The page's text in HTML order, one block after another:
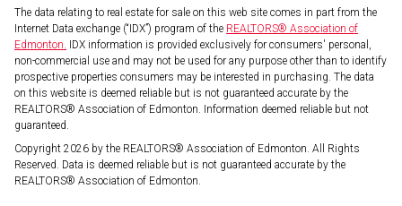
The data relating to real estate for sale on this web site comes in part from the
Internet Data exchange (“IDX”) program of the REALTORS® Association of
Edmonton. IDX information is provided exclusively for consumers' personal,
non-commercial use and may not be used for any purpose other than to identify
prospective properties consumers may be interested in purchasing. The data
on this website is deemed reliable but is not guaranteed accurate by the
REALTORS® Association of Edmonton. Information deemed reliable but not
guaranteed.
Copyright 2026 by the REALTORS® Association of Edmonton. All Rights
Reserved. Data is deemed reliable but is not guaranteed accurate by the
REALTORS® Association of Edmonton.